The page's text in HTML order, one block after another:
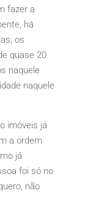
fazer a
há
os
quase 20
naquele
naquele
imóveis já
a ordem
já
foi só no
não